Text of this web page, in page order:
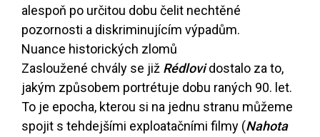
alespoň po určitou dobu čelit nechtěné
pozornosti a diskriminujícím výpadům.
Nuance historických zlomů
Zasloužené chvály se již Rédlovidostalo za to,
jakým způsobem portrétuje dobu raných 90. let.
To je epocha, kterou si na jednu stranu můžeme
spojit s tehdejšími exploatačními filmy (Nahota